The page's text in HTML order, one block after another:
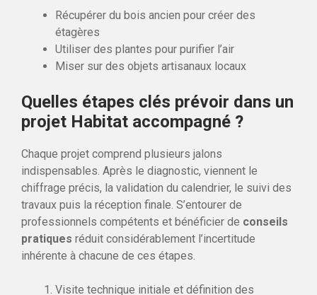
Récupérer du bois ancien pour créer des
étagères
Utiliser des plantes pour purifier l’air
Miser sur des objets artisanaux locaux
Quelles étapes clés prévoir dans un
projet Habitat accompagné ?
Chaque projet comprend plusieurs jalons
indispensables. Après le diagnostic, viennent le
chiffrage précis, la validation du calendrier, le suivi des
travaux puis la réception finale. S’entourer de
professionnels compétents et bénéficier de conseils
pratiques réduit considérablement l’incertitude
inhérente à chacune de ces étapes.
Visite technique initiale et définition des